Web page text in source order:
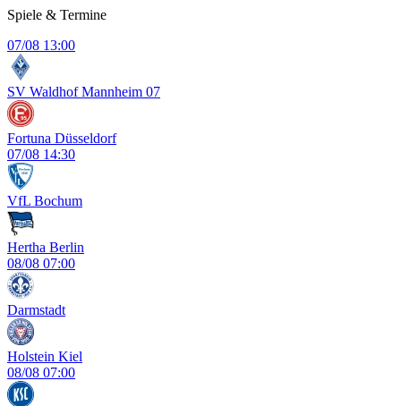
Spiele & Termine
07/08 13:00
SV Waldhof Mannheim 07
Fortuna Düsseldorf
07/08 14:30
VfL Bochum
Hertha Berlin
08/08 07:00
Darmstadt
Holstein Kiel
08/08 07:00